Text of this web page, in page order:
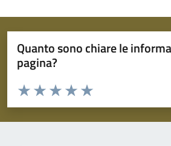
Quanto sono chiare le
pagina?
Domanda
Valuta da 1 a 5 stelle la pagina
Valuta 5 stelle su 5
Valuta 4 stelle su 5
Valuta 3 stelle su 5
Valuta 2 stelle su 5
Valuta 1 stelle su 5